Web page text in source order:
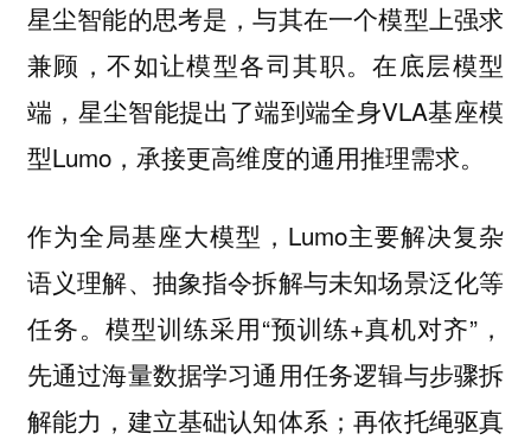
星尘智能的思考是，与其在一个模型上强求
兼顾，不如让模型各司其职。在底层模型
端，星尘智能提出了端到端全身VLA基座模
型Lumo，承接更高维度的通用推理需求。
作为全局基座大模型，Lumo主要解决复杂
语义理解、抽象指令拆解与未知场景泛化等
任务。模型训练采用“预训练+真机对齐”，
先通过海量数据学习通用任务逻辑与步骤拆
解能力，建立基础认知体系；再依托绳驱真